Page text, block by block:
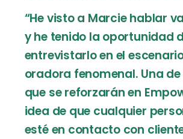
“He visto a Marcie hablar
y he tenido la oportunidad
entrevistarlo en el
oradora fenomenal. Una
que se reforzarán en
idea de que cualquier
esté en contacto con